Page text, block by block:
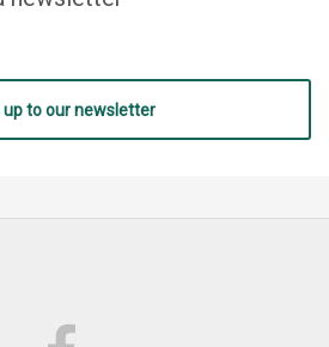
up to our newsletter